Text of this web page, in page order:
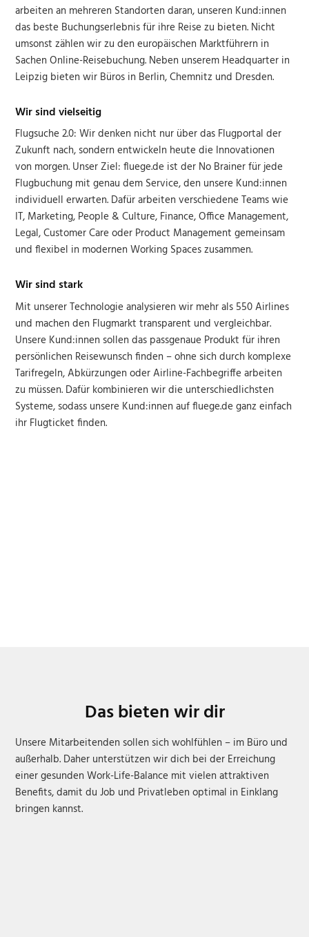
arbeiten an mehreren Standorten daran, unseren Kund:innen
das beste Buchungserlebnis für ihre Reise zu bieten. Nicht
umsonst zählen wir zu den europäischen Marktführern in
Sachen Online-Reisebuchung. Neben unserem Headquarter in
Leipzig bieten wir Büros in Berlin, Chemnitz und Dresden.
Wir sind vielseitig
Flugsuche 2.0: Wir denken nicht nur über das Flugportal der
Zukunft nach, sondern entwickeln heute die Innovationen
von morgen. Unser Ziel: fluege.de ist der No Brainer für jede
Flugbuchung mit genau dem Service, den unsere Kund:innen
individuell erwarten. Dafür arbeiten verschiedene Teams wie
IT, Marketing, People & Culture, Finance, Office Management,
Legal, Customer Care oder Product Management gemeinsam
und flexibel in modernen Working Spaces zusammen.
Wir sind stark
Mit unserer Technologie analysieren wir mehr als 550 Airlines
und machen den Flugmarkt transparent und vergleichbar.
Unsere Kund:innen sollen das passgenaue Produkt für ihren
persönlichen Reisewunsch finden – ohne sich durch komplexe
Tarifregeln, Abkürzungen oder Airline-Fachbegriffe arbeiten
zu müssen. Dafür kombinieren wir die unterschiedlichsten
Systeme, sodass unsere Kund:innen auf fluege.de ganz einfach
ihr Flugticket finden.
Das bieten wir dir
Unsere Mitarbeitenden sollen sich wohlfühlen – im Büro und
außerhalb. Daher unterstützen wir dich bei der Erreichung
einer gesunden Work-Life-Balance mit vielen attraktiven
Benefits, damit du Job und Privatleben optimal in Einklang
bringen kannst.